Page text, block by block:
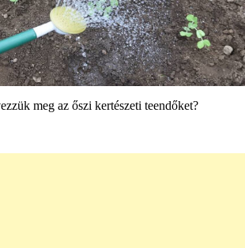
meg az őszi kertészeti teendőket?